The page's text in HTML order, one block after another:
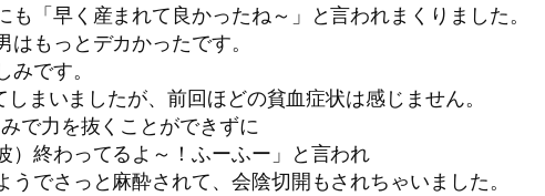
「早く産まれて良かったね～」と言われまくりました。
もっとデカかったです。
です。
まいましたが、前回ほどの貧血症状は感じません。
で力を抜くことができずに
）終わってるよ～！ふーふー」と言われ
でさっと麻酔されて、会陰切開もされちゃいました。